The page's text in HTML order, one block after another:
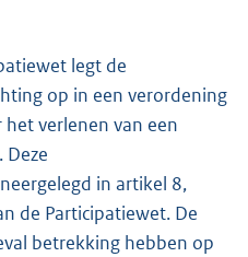
legt de
op in een verordening
het verlenen van een
Deze
in artikel 8,
de Participatiewet. De
betrekking hebben op